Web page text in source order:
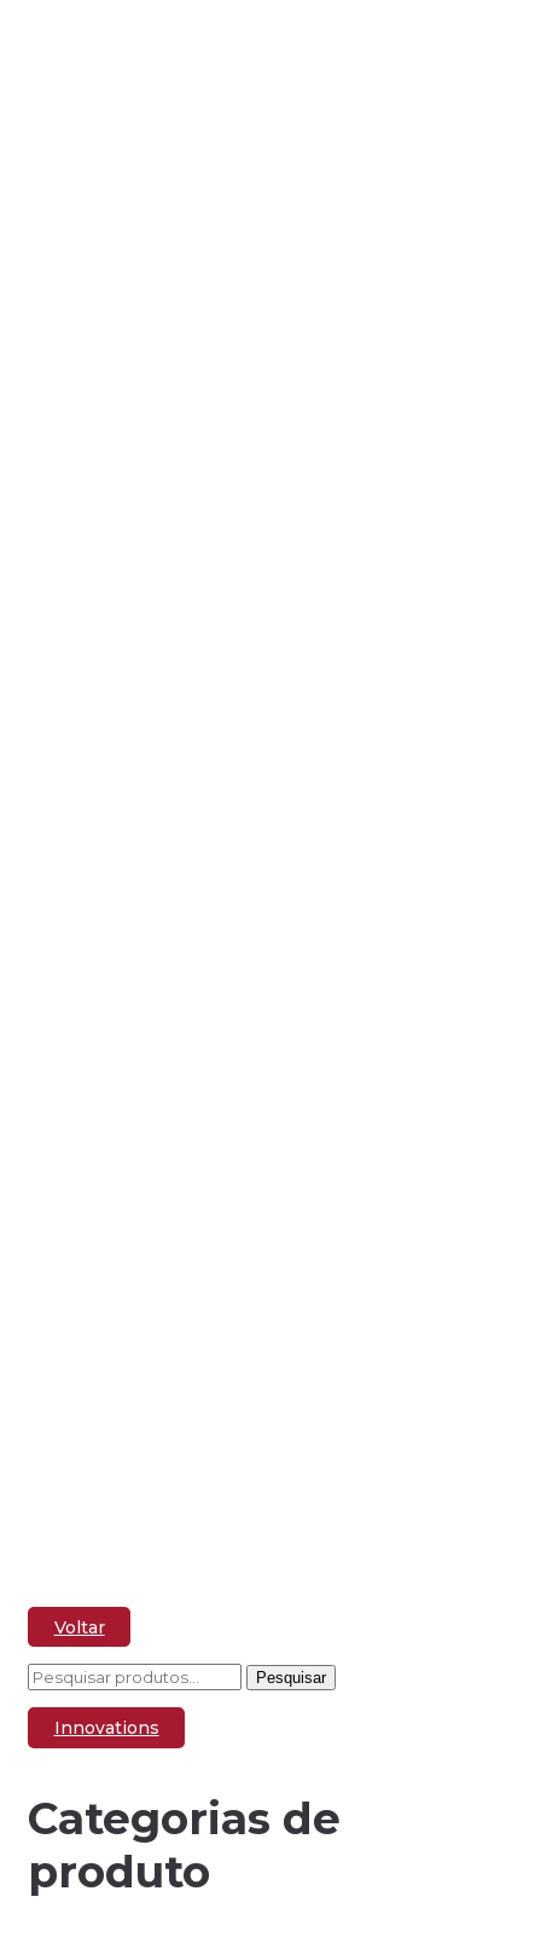
Voltar
Pesquisar
por:
Pesquisar
Innovations
Categorias de
produto